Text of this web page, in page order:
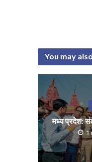
You may
मध्य प्रदेश:
1